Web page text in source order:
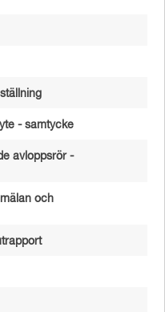
- samtycke
avloppsrör -
och